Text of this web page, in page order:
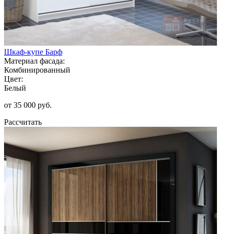
Шкаф-купе Барф
Материал фасада:
Комбинированный
Цвет:
Белый
от 35 000 руб.
Рассчитать